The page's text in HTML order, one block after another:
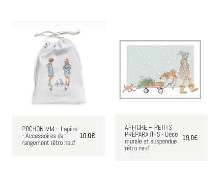
POCHON MM – Lapins
- Accessoires de
rangement rétro neuf
10,0€
AFFICHE – PETITS
PRÉPARATIFS - Déco
murale et suspendue
rétro neuf
19,0€